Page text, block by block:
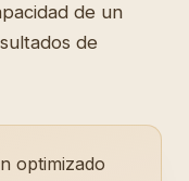
de un
de
optimizado